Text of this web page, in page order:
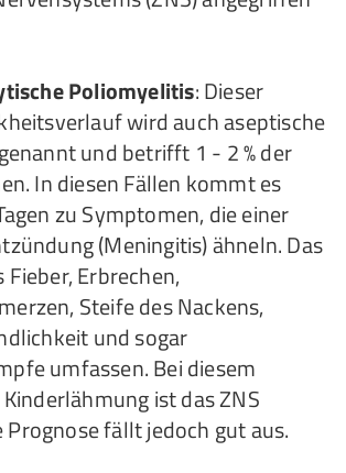
Poliomyelitis: Dieser
wird auch aseptische
und betrifft 1 - 2 % der
In diesen Fällen kommt es
zu Symptomen, die einer
(Meningitis) ähneln. Das
Erbrechen,
Steife des Nackens,
und sogar
umfassen. Bei diesem
ist das ZNS
fällt jedoch gut aus.